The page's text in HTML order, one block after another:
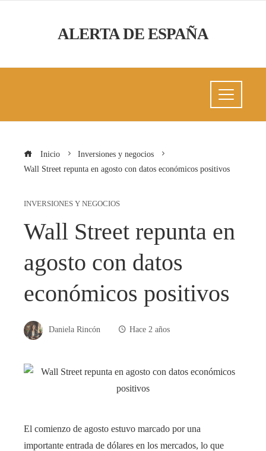
ALERTA DE ESPAÑA
Inicio
Inversiones y negocios
Wall Street repunta en agosto con datos económicos positivos
INVERSIONES Y NEGOCIOS
Wall Street repunta en
agosto con datos
económicos positivos
Daniela Rincón Hace 2 años
El comienzo de agosto estuvo marcado por una
importante entrada de dólares en los mercados, lo que